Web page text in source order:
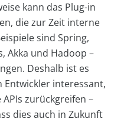
kann das Plug-in
die zur Zeit interne
sind Spring,
Akka und Hadoop –
Deshalb ist es
interessant,
zurückgreifen –
dies auch in Zukunft